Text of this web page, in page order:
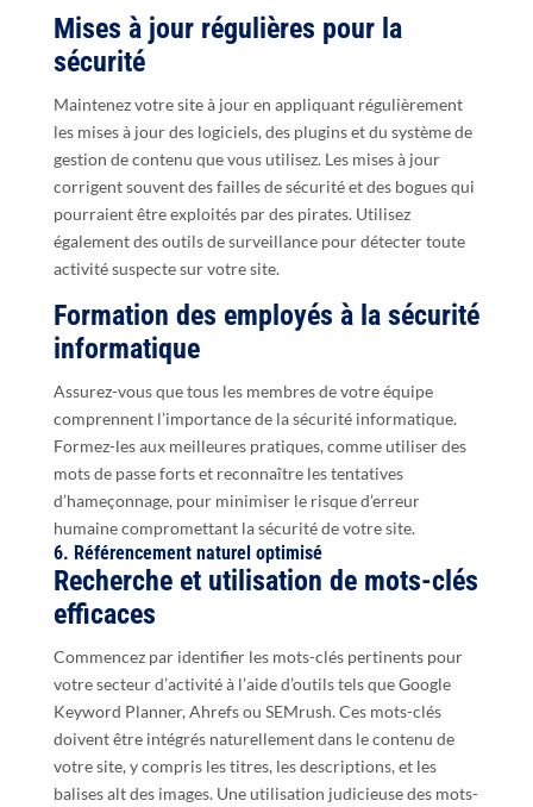
Mises à jour régulières pour la
sécurité
Maintenez votre site à jour en appliquant régulièrement
les mises à jour des logiciels, des plugins et du système de
gestion de contenu que vous utilisez. Les mises à jour
corrigent souvent des failles de sécurité et des bogues qui
pourraient être exploités par des pirates. Utilisez
également des outils de surveillance pour détecter toute
activité suspecte sur votre site.
Formation des employés à la sécurité
informatique
Assurez-vous que tous les membres de votre équipe
comprennent l’importance de la sécurité informatique.
Formez-les aux meilleures pratiques, comme utiliser des
mots de passe forts et reconnaître les tentatives
d’hameçonnage, pour minimiser le risque d’erreur
humaine compromettant la sécurité de votre site.
6. Référencement naturel optimisé
Recherche et utilisation de mots-clés
efficaces
Commencez par identifier les mots-clés pertinents pour
votre secteur d’activité à l’aide d’outils tels que Google
Keyword Planner, Ahrefs ou SEMrush. Ces mots-clés
doivent être intégrés naturellement dans le contenu de
votre site, y compris les titres, les descriptions, et les
balises alt des images. Une utilisation judicieuse des mots-